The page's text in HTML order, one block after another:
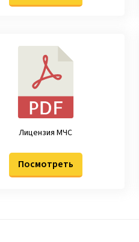
Лицензия МЧС
Посмотреть